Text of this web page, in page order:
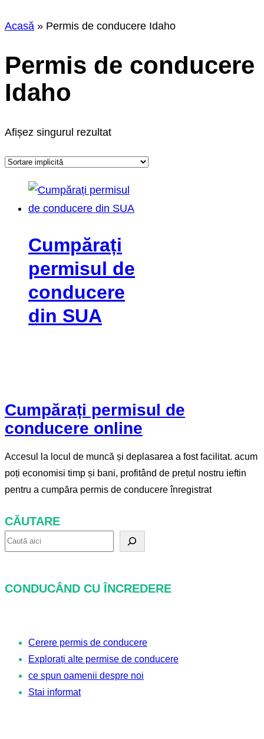
Acasă » Permis de conducere Idaho
Permis de conducere
Idaho
Afișez singurul rezultat
Cumpărați
permisul de
conducere
din SUA
Cumpărați permisul de
conducere online
Accesul la locul de muncă și deplasarea a fost facilitat. acum
poți economisi timp și bani, profitând de prețul nostru ieftin
pentru a cumpăra permis de conducere înregistrat
CĂUTARE
C
t
CONDUCÂND CU ÎNCREDERE
Cerere permis de conducere
Explorați alte permise de conducere
ce spun oamenii despre noi
Stai informat